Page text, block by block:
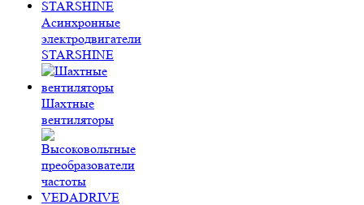
Асинхронные
электродвигатели
STARSHINE
Шахтные
вентиляторы